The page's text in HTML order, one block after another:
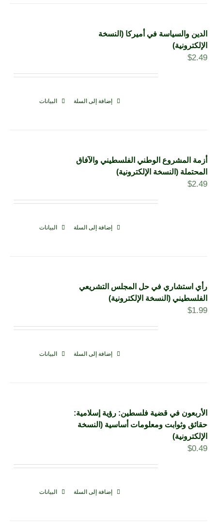
الدين والسياسة في أميركا (النسخة
الإلكترونية)
$2.49
إضافة إلى السلة البيانات
أزمة المشروع الوطني الفلسطيني والآفاق
المحتملة (النسخة الإلكترونية)
$2.49
إضافة إلى السلة البيانات
رأي استشاري في حل المجلس التشريعي
الفلسطيني (النسخة الإلكترونية)
$1.99
إضافة إلى السلة البيانات
الأربعون في قضية فلسطين: رؤية إسلامية:
حقائق وثوابت ومعلومات أساسية (النسخة
الإلكترونية)
$0.49
إضافة إلى السلة البيانات